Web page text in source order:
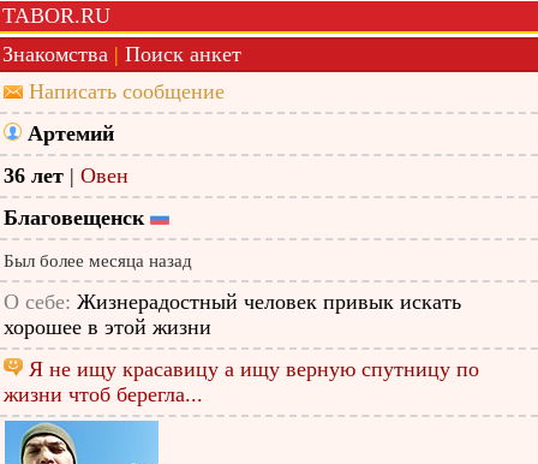
TABOR.RU
Знакомства | Поиск анкет
Написать сообщение
Артемий
36 лет | Овен
Благовещенск
Был более месяца назад
О себе: Жизнерадостный человек привык искать
хорошее в этой жизни
Я не ищу красавицу а ищу верную спутницу по
жизни чтоб берегла...